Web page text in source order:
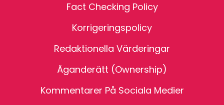
Fact Checking Policy
Korrigeringspolicy
Redaktionella Värderingar
Äganderätt (Ownership)
Kommentarer På Sociala Medier